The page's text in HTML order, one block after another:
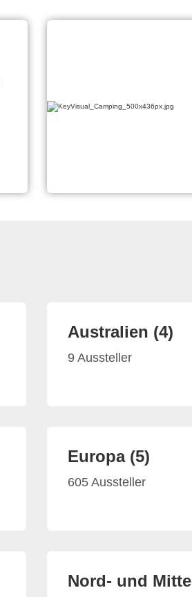
Australien (4)
9 Aussteller
Europa (5)
605 Aussteller
Nord- und